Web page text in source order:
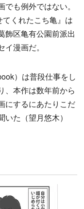
も例外ではない。
くれたこち亀』は
飾区亀有公園前派出
漫画だ。
）は普段仕事をし
、本作は数年前から
にするにあたりこだ
た（望月悠木）